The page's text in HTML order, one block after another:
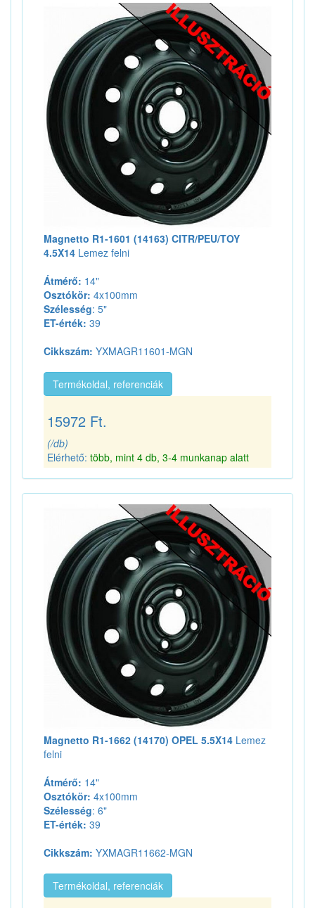
Magnetto R1-1601 (14163) CITR/PEU/TOY
4.5X14 Lemez felni
Átmérő: 14"
Osztókör: 4x100mm
Szélesség: 5"
ET-érték: 39
Cikkszám: YXMAGR11601-MGN
Termékoldal, referenciák
15972 Ft.
(/db)
Elérhető: több, mint 4 db, 3-4 munkanap alatt
Magnetto R1-1662 (14170) OPEL 5.5X14 Lemez
felni
Átmérő: 14"
Osztókör: 4x100mm
Szélesség: 6"
ET-érték: 39
Cikkszám: YXMAGR11662-MGN
Termékoldal, referenciák